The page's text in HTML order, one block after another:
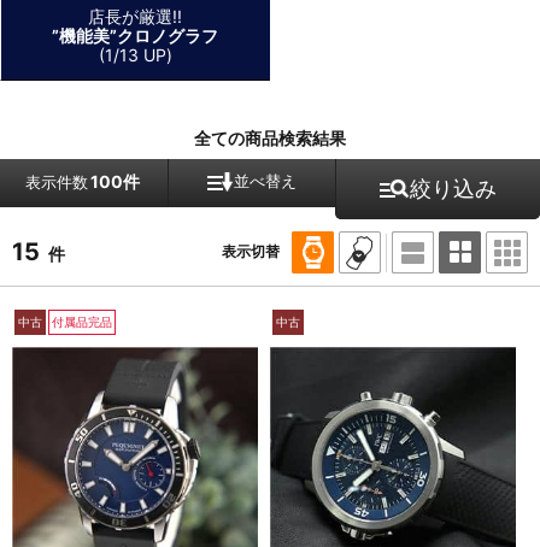
店長が厳選!!
”機能美”クロノグラフ
(1/13 UP)
全ての商品検索結果
表示件数100件 並べ替え 絞り込み
15 件 表示切替
中古 付属品完品 中古